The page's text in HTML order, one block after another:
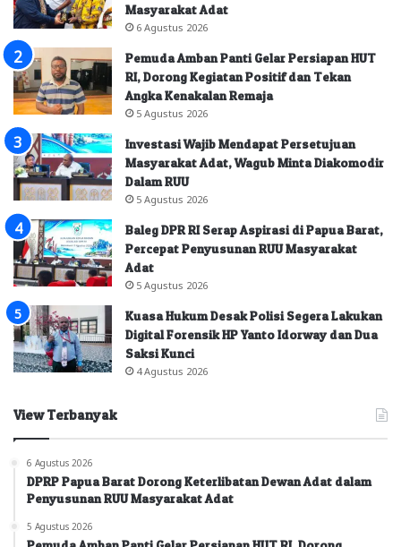
Masyarakat Adat
6 Agustus 2026
Pemuda Amban Panti Gelar Persiapan HUT
RI, Dorong Kegiatan Positif dan Tekan
Angka Kenakalan Remaja
5 Agustus 2026
Investasi Wajib Mendapat Persetujuan
Masyarakat Adat, Wagub Minta Diakomodir
Dalam RUU
5 Agustus 2026
Baleg DPR RI Serap Aspirasi di Papua Barat,
Percepat Penyusunan RUU Masyarakat
Adat
5 Agustus 2026
Kuasa Hukum Desak Polisi Segera Lakukan
Digital Forensik HP Yanto Idorway dan Dua
Saksi Kunci
4 Agustus 2026
View Terbanyak
6 Agustus 2026
DPRP Papua Barat Dorong Keterlibatan Dewan Adat dalam
Penyusunan RUU Masyarakat Adat
5 Agustus 2026